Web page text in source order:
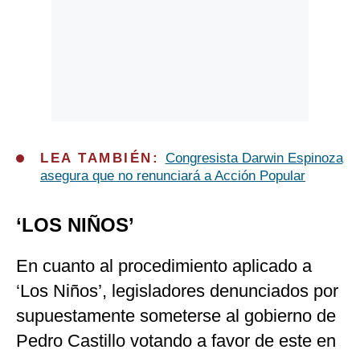
LEA TAMBIÉN: Congresista Darwin Espinoza
asegura que no renunciará a Acción Popular
‘LOS NIÑOS’
En cuanto al procedimiento aplicado a
‘Los Niños’, legisladores denunciados por
supuestamente someterse al gobierno de
Pedro Castillo votando a favor de este en